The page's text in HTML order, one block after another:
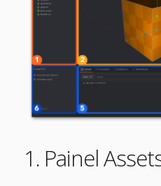
1. Painel